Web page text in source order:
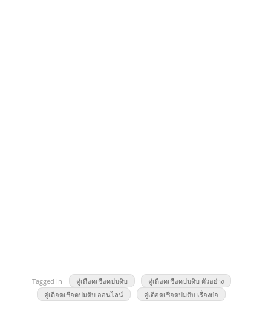
Tagged in คู่เดือดเชือดปมดิบ
คู่เดือดเชือดปมดิบ ตัวอย่าง
คู่เดือดเชือดปมดิบ ออนไลน์
คู่เดือดเชือดปมดิบ เรื่องย่อ